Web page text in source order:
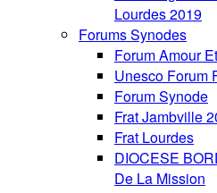
Lourdes 2019
Forums Synodes
Forum Amour
Unesco Forum
Forum Synode
Frat Jambville
Frat Lourdes
DIOCESE
De La Mission